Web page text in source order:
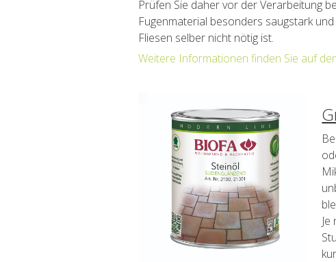
Prüfen Sie daher vor der Verarbeitung
Fugenmaterial besonders saugstark
Fliesen selber nicht nötig ist.
Weitere Informationen finden Sie auf